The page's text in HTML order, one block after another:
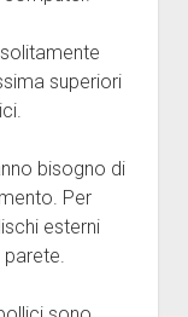
superiori
bisogno di
Per
esterni